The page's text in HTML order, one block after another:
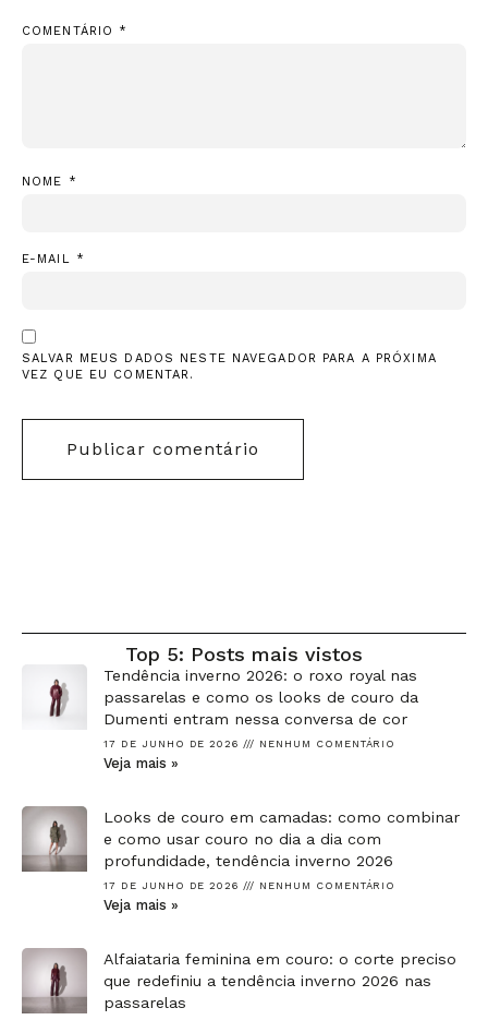
COMENTÁRIO *
NOME *
E-MAIL *
SALVAR MEUS DADOS NESTE NAVEGADOR PARA A PRÓXIMA
VEZ QUE EU COMENTAR.
Top 5: Posts mais vistos
Tendência inverno 2026: o roxo royal nas
passarelas e como os looks de couro da
Dumenti entram nessa conversa de cor
17 DE JUNHO DE 2026 NENHUM COMENTÁRIO
Veja mais »
Looks de couro em camadas: como combinar
e como usar couro no dia a dia com
profundidade, tendência inverno 2026
17 DE JUNHO DE 2026 NENHUM COMENTÁRIO
Veja mais »
Alfaiataria feminina em couro: o corte preciso
que redefiniu a tendência inverno 2026 nas
passarelas